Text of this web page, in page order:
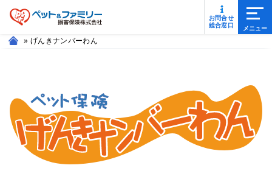
お問合せ
総合窓口
» げんきナンバーわん